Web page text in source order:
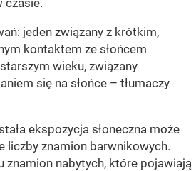
jeden związany z krótkim,
kontaktem ze słońcem
wieku, związany
się na słońce – tłumaczy
ekspozycja słoneczna może
liczby znamion barwnikowych.
znamion nabytych, które pojawiają